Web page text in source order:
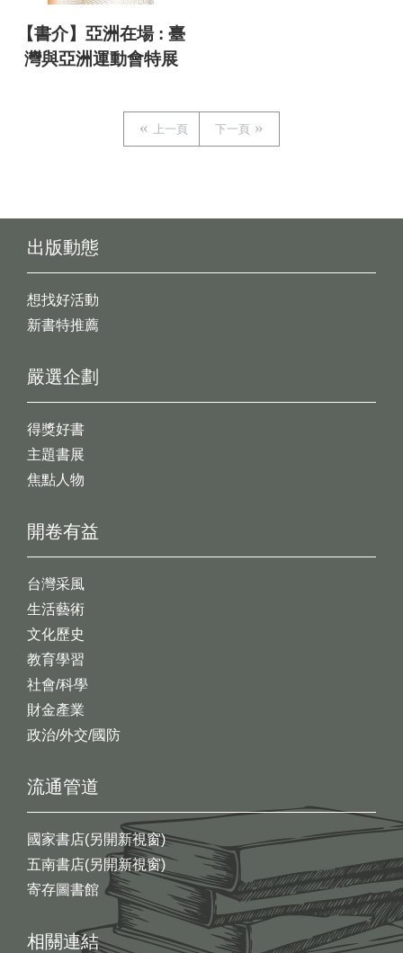
【書介】亞洲在場 : 臺
灣與亞洲運動會特展
上一頁 下一頁
出版動態
想找好活動
新書特推薦
開卷有益
台灣采風
生活藝術
文化歷史
教育學習
社會/科學
財金產業
政治/外交/國防
嚴選企劃
得獎好書
主題書展
焦點人物
流通管道
國家書店(另開新視窗)
五南書店(另開新視窗)
寄存圖書館
相關連結